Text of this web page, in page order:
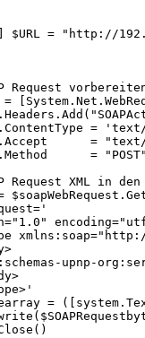
Request
=
=
=
=
Request XML in
upnp-
=